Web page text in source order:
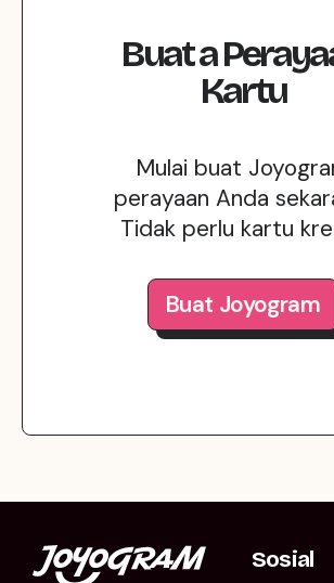
Buata
Kartu
Mulai buat
perayaan Anda
Tidak perlu kartu
Buat Joyogram
Sosial